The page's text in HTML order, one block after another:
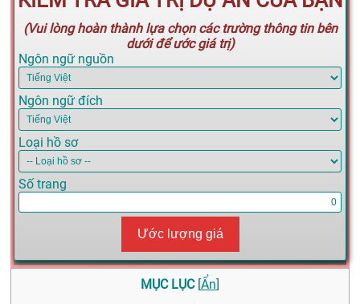
(Vui lòng hoàn thành lựa chọn các trường thông tin bên
dưới để ước giá trị)
Ngôn ngữ nguồn
Ngôn ngữ đích
Loại hồ sơ
Số trang
Ước lượng giá
MỤC LỤC [Ẩn]